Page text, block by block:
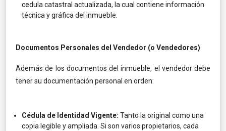
cedula catastral actualizada, la cual contiene información
técnica y gráfica del inmueble.
Documentos Personales del Vendedor (o Vendedores)
Además de los documentos del inmueble, el vendedor debe
tener su documentación personal en orden:
Cédula de Identidad Vigente: Tanto la original como una
copia legible y ampliada. Si son varios propietarios, cada